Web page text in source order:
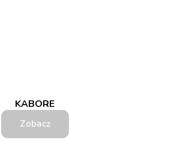
KABORE
Zobacz